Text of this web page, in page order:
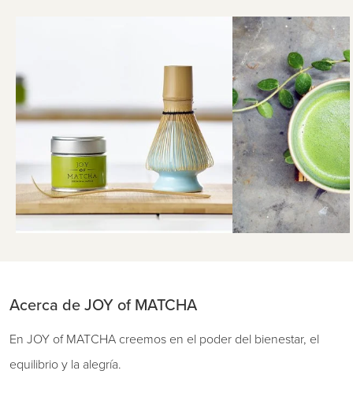
Acerca de JOY of MATCHA
En JOY of MATCHA creemos en el poder del bienestar, el
equilibrio y la alegría.